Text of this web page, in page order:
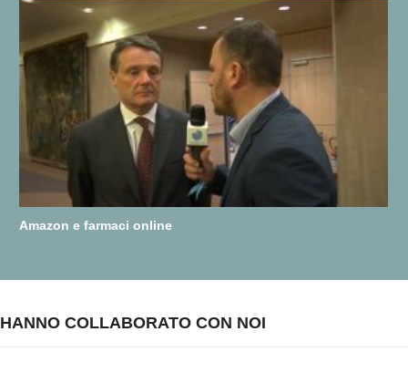
Amazon e farmaci online
HANNO COLLABORATO CON NOI